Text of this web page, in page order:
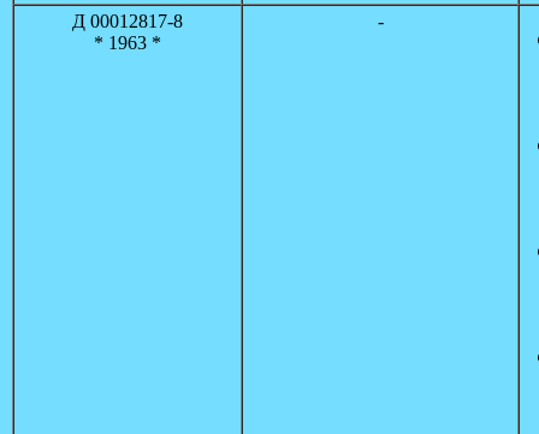
Д 00012817-8
* 1963 *
-